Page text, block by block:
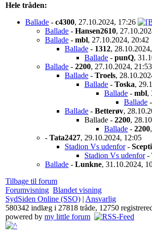
Hele tråden:
Ballade - c4300, 27.10.2024, 17:26
Ballade - Hansen2610,
Ballade - mbl, 27.10.2024, 20:42
Ballade - 1312,
Ballade - punQ,
Ballade - 2200, 27.10.2024, 21:53
Ballade - Troels,
Ballade - Toska,
Ballade - mbl,
Ballade -
Ballade - Betterøv,
Ballade - 2200,
Ballade - 2200
- Tata2427, 29.10.2024, 12:05
Stadion Vs udenfor-
Stadion Vs udenfor-
Ballade - Lunkne, 31.10.2024,
Tilbage til forum
Forumvisning Blandet visning
SydSiden Online (SSO) | Ansvarlig
580342 indlæg i 27818 tråde, 12750
powered by my little forum